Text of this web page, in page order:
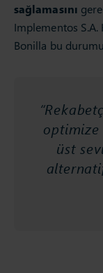
sağlamasını
Implementos
Bonilla bu
optimize
üst